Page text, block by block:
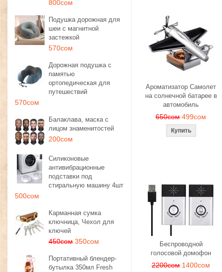
800сом
Подушка дорожная для
шеи с магнитной
застежкой
570сом
Дорожная подушка с
памятью
ортопедическая для
путешествий
570сом
Балаклава, маска с
лицом знаменитостей
200сом
Силиконовые
антивибрационные
подставки под
стиральную машину 4шт
500сом
Карманная сумка
ключница, Чехол для
ключей
450сом 350сом
Портативный блендер-
бутылка 350мл Fresh
Ароматизатор Самолет
на солнечной батарее в
автомобиль
650сом 499сом
Беспроводной
голосовой домофон
2200сом 1400сом